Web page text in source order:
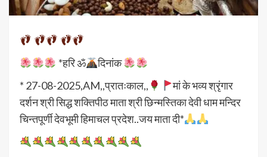
*हरि ॐ
दिनांक
* 27-08-2025,AM,,प्रातःकाल,,
मां के भव्य श्रृंगार
दर्शन श्री सिद्ध शक्तिपीठ माता श्री छिन्मस्तिका देवी धाम मन्दिर
चिन्तपूर्णी देवभूमी हिमाचल प्रदेश..जय माता दी*